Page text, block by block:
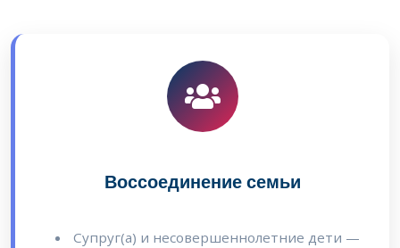
Воссоединение семьи
Супруг(а) и несовершеннолетние дети —